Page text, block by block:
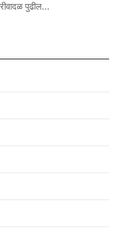
पुढील…